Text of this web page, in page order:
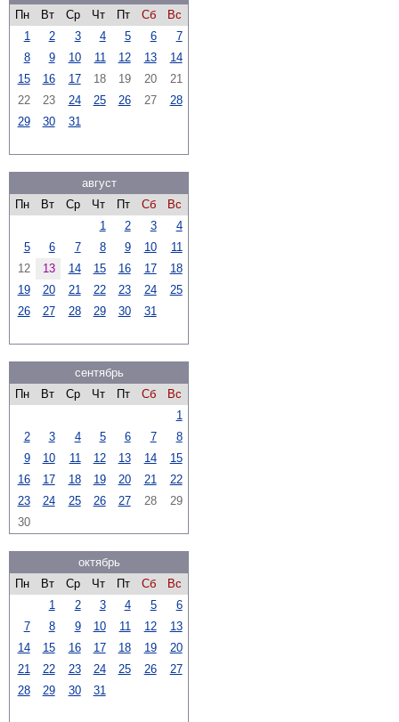
Пн
Вт Ср Чт Пт Сб
Вс
1
2 3 4 5 6
7
8
9 10 11 12 13
14
15
16 17 18 19 20
21
22
23 24 25 26 27
28
29
30 31
август
Пн
Вт Ср Чт Пт Сб
Вс
1
2 3
4
5
6 7 8 9 10
11
12
13 14 15 16 17
18
19
20 21 22 23 24
25
26
27 28 29 30 31
сентябрь
Пн
Вт Ср Чт Пт Сб
Вс
1
2
3 4 5 6 7
8
9
10 11 12 13 14
15
16
17 18 19 20 21
22
23
24 25 26 27 28
29
30
октябрь
Пн
Вт Ср Чт Пт Сб
Вс
1
2 3 4 5
6
7
8 9 10 11 12
13
14
15 16 17 18 19
20
21
22 23 24 25 26
27
28
29 30 31